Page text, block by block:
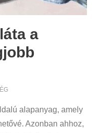
a
alapanyag, amely
Azonban ahhoz,